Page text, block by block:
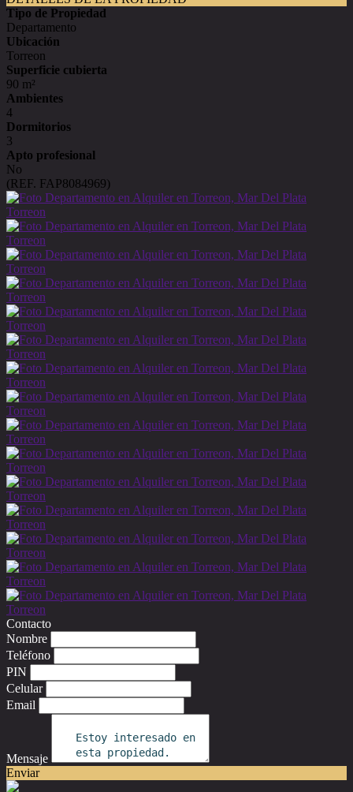
Tipo de Propiedad
Departamento
Ubicación
Torreon
Superficie cubierta
90 m²
Ambientes
4
Dormitorios
3
Apto profesional
No
(REF. FAP8084969)
Contacto
Nombre
Teléfono
PIN
Celular
Email
Mensaje
Enviar